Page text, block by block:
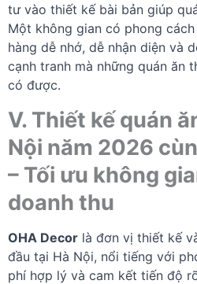
tư vào thiết kế bài bản giúp
Một không gian có phong
hàng dễ nhớ, dễ nhận diện và
cạnh tranh mà những quán ăn
có được.
V. Thiết kế quán
Nội năm 2026
– Tối ưu không
doanh thu
OHA Decor là đơn vị thiết kế
đầu tại Hà Nội, nổi tiếng với
phí hợp lý và cam kết tiến độ